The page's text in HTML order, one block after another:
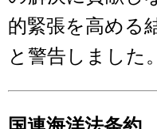
的緊張を高める
と警告しました。